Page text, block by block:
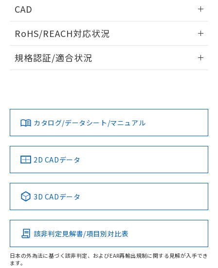
CAD
ドすることができます。
ログイン/会員登録
ダウンロードデータをご利用いただく前に、以下を必ずお読
みください。
ソフトウェアの使用条件
RoHS/REACH対応状況
EU RoHS 注意事項・凡例
対応済み
中国 RoHS 注意事項・凡例
Pb Hg Cd Cr(VI)
O
規格認証/適合状況
LR型式承認
（イギリス
船舶規格）
DNV型式承認
（ノルウェー
BV型式承認
（フランス
KR型式
（韓国
No No No No
この製品の規格認証/適合状況ページへ
その他の認証はこちらのページからご検索ください
カタログ/データシート/マニュアル
2D CADデータ
3D CADデータ
該非判定見解書/項目別対比表
日本の外為法に基づく該非判定、およびEAR再輸出規制に関する見解が入手でき
ます。
物質の対応では、対応完了までの期間は出
荷製品に未対応品が混在することから備考
欄に対応日を記載しておりました。
既に当社にて対応品への在庫切替を完了